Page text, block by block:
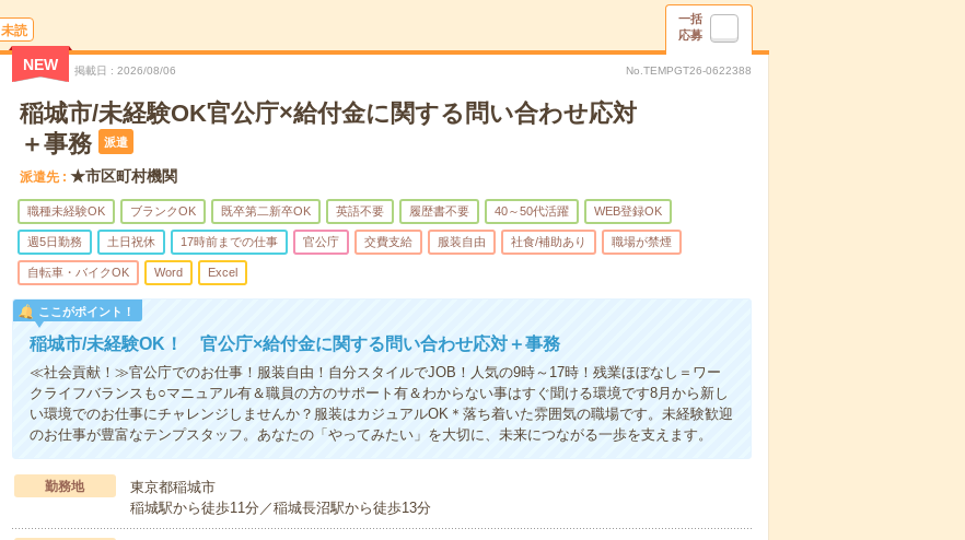
未読
一括
応募
NEW 掲載日 2026/08/06 No.TEMPGT26-0622388
稲城市/未経験OK官公庁×給付金に関する問い合わせ応対
＋事務
派遣
派遣先 ★市区町村機関
職種未経験OK ブランクOK 既卒第二新卒OK 英語不要 履歴書不要 40～50代活躍 WEB登録OK
週5日勤務 土日祝休 17時前までの仕事 官公庁 交費支給 服装自由 社食/補助あり 職場が禁煙
自転車・バイクOK Word Excel
ここがポイント！
稲城市/未経験OK！ 官公庁×給付金に関する問い合わせ応対＋事務
≪社会貢献！≫官公庁でのお仕事！服装自由！自分スタイルでJOB！人気の9時～17時！残業ほぼなし＝ワー
クライフバランスも○マニュアル有＆職員の方のサポート有＆わからない事はすぐ聞ける環境です8月から新し
い環境でのお仕事にチャレンジしませんか？服装はカジュアルOK＊落ち着いた雰囲気の職場です。未経験歓迎
のお仕事が豊富なテンプスタッフ。あなたの「やってみたい」を大切に、未来につながる一歩を支えます。
勤務地
東京都稲城市
稲城駅から徒歩11分／稲城長沼駅から徒歩13分